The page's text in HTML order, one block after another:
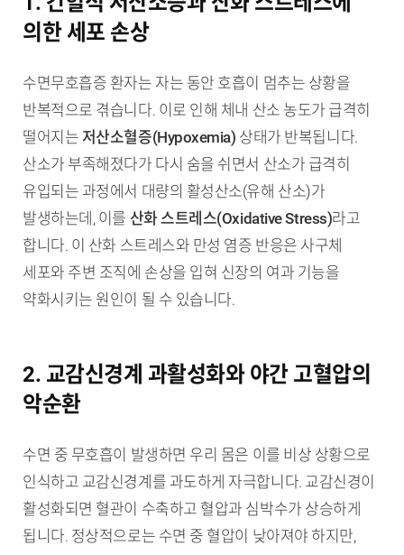
의한 세포 손상
수면무호흡증 환자는 자는 동안 호흡이 멈추는 상황을
반복적으로 겪습니다. 이로 인해 체내 산소 농도가 급격히
떨어지는 저산소혈증(Hypoxemia) 상태가 반복됩니다.
산소가 부족해졌다가 다시 숨을 쉬면서 산소가 급격히
유입되는 과정에서 대량의 활성산소(유해 산소)가
발생하는데, 이를 산화 스트레스(Oxidative Stress)라고
합니다. 이 산화 스트레스와 만성 염증 반응은 사구체
세포와 주변 조직에 손상을 입혀 신장의 여과 기능을
약화시키는 원인이 될 수 있습니다.
2. 교감신경계 과활성화와 야간 고혈압의
악순환
수면 중 무호흡이 발생하면 우리 몸은 이를 비상 상황으로
인식하고 교감신경계를 과도하게 자극합니다. 교감신경이
활성화되면 혈관이 수축하고 혈압과 심박수가 상승하게
됩니다. 정상적으로는 수면 중 혈압이 낮아져야 하지만,